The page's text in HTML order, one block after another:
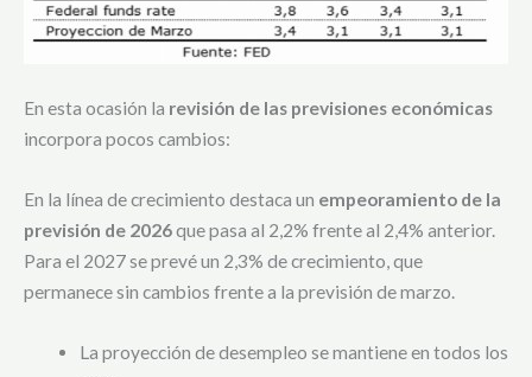
En esta ocasión la revisión de las previsiones económicas
incorpora pocos cambios:
En la línea de crecimiento destaca un empeoramiento de la
previsión de 2026que pasa al 2,2% frente al 2,4% anterior.
Para el 2027 se prevé un 2,3% de crecimiento, que
permanece sin cambios frente a la previsión de marzo.
La proyección de desempleo se mantiene en todos los